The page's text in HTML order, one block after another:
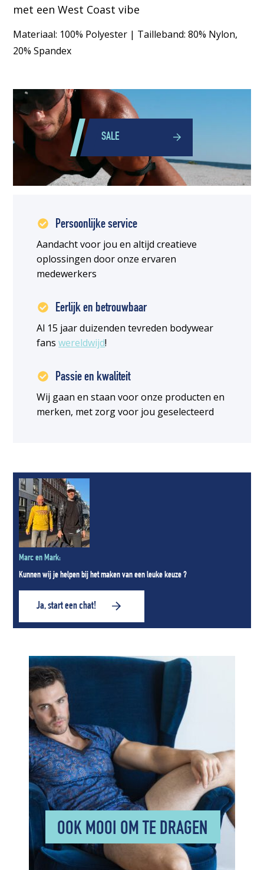
met een West Coast vibe
Materiaal: 100% Polyester | Tailleband: 80% Nylon,
20% Spandex
SALE
Persoonlijke service
Aandacht voor jou en altijd creatieve
oplossingen door onze ervaren
medewerkers
Eerlijk en betrouwbaar
Al 15 jaar duizenden tevreden bodywear
fanswereldwijd!
Passie en kwaliteit
Wij gaan en staan voor onze producten en
merken, met zorg voor jou geselecteerd
Marc en Mark:
Kunnen wij je helpen bij het maken van een leuke keuze ?
Ja, start een chat!
OOK MOOI OM TE DRAGEN